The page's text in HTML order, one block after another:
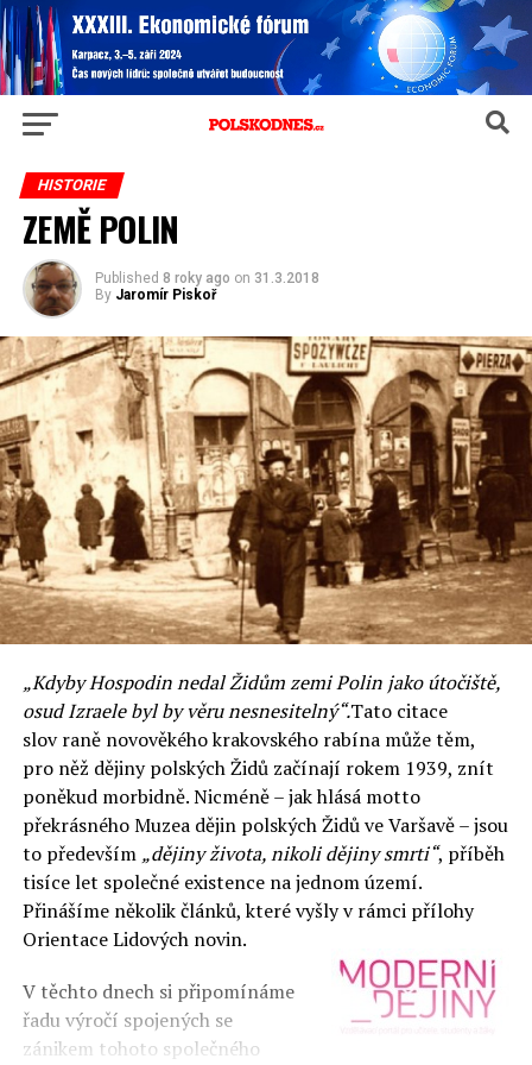
HISTORIE
ZEMĚ POLIN
Published 8 roky ago on 31.3.2018
By Jaromír Piskoř
„Kdyby Hospodin nedal Židům zemi Polin jako útočiště,
osud Izraele byl by věru nesnesitelný“.Tato citace
slov raně novověkého krakovského rabína může těm,
pro něž dějiny polských Židů začínají rokem 1939, znít
poněkud morbidně. Nicméně – jak hlásá motto
překrásného Muzea dějin polských Židů ve Varšavě – jsou
to především „dějiny života, nikoli dějiny smrti“, příběh
tisíce let společné existence na jednom území.
Přinášíme několik článků, které vyšly v rámci přílohy
Orientace Lidových novin.
V těchto dnech si připomínáme
řadu výročí spojených se
zánikem tohoto společného